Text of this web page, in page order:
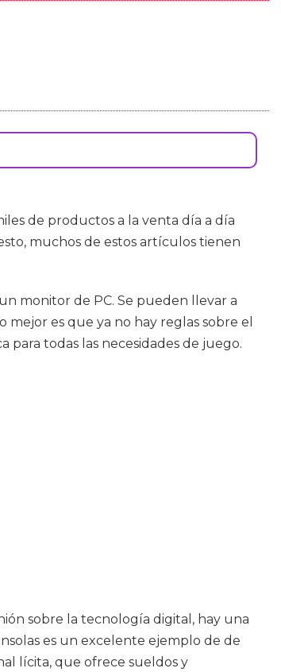
de productos a la venta día a día
muchos de estos artículos tienen
monitor de PC. Se pueden llevar a
es que ya no hay reglas sobre el
para todas las necesidades de juego.
sobre la tecnología digital, hay una
es un excelente ejemplo de de
lícita, que ofrece sueldos y